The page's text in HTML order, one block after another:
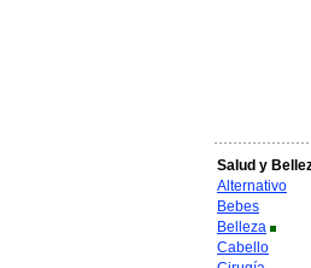
Salud y
Alternativo
Bebes
Belleza
Cabello